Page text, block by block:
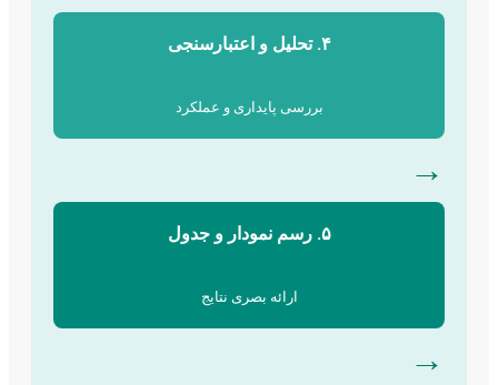
۴. تحلیل و اعتبارسنجی
بررسی پایداری و عملکرد
→
۵. رسم نمودار و جدول
ارائه بصری نتایج
→